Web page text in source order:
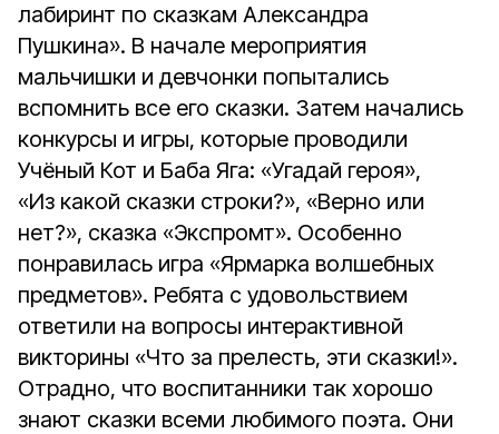
лабиринт по сказкам Александра
Пушкина». В начале мероприятия
мальчишки и девчонки попытались
вспомнить все его сказки. Затем начались
конкурсы и игры, которые проводили
Учёный Кот и Баба Яга: «Угадай героя»,
«Из какой сказки строки?», «Верно или
нет?», сказка «Экспромт». Особенно
понравилась игра «Ярмарка волшебных
предметов». Ребята с удовольствием
ответили на вопросы интерактивной
викторины «Что за прелесть, эти сказки!».
Отрадно, что воспитанники так хорошо
знают сказки всеми любимого поэта. Они